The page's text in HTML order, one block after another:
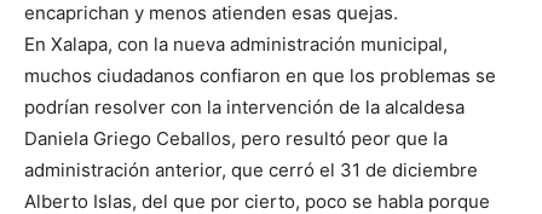
encaprichan y menos atienden esas quejas.
En Xalapa, con la nueva administración municipal,
muchos ciudadanos confiaron en que los problemas se
podrían resolver con la intervención de la alcaldesa
Daniela Griego Ceballos, pero resultó peor que la
administración anterior, que cerró el 31 de diciembre
Alberto Islas, del que por cierto, poco se habla porque